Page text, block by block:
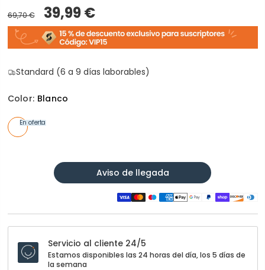
69,70 € 39,99 €
Standard (6 a 9 días laborables)
Color: Blanco
En oferta
Aviso de llegada
Servicio al cliente 24/5
Estamos disponibles las 24 horas del día, los 5 días de
la semana